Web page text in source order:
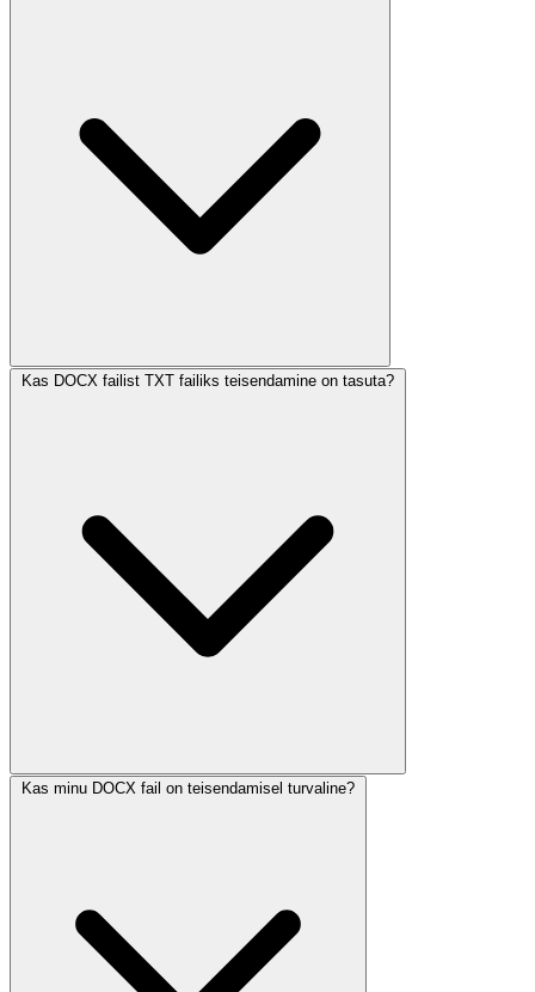
Kas DOCX failist TXT failiks teisendamine on tasuta?
Kas minu DOCX fail on teisendamisel turvaline?